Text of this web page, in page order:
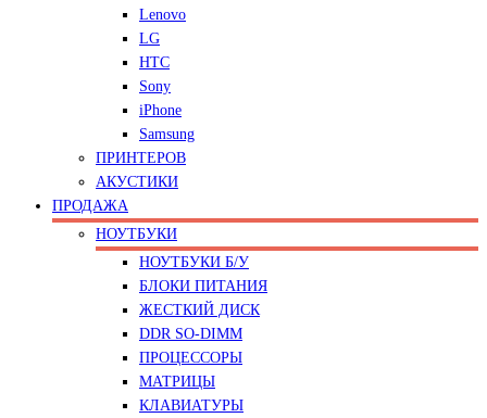
Lenovo
LG
HTC
Sony
iPhone
Samsung
ПРИНТЕРОВ
АКУСТИКИ
ПРОДАЖА
НОУТБУКИ
НОУТБУКИ Б/У
БЛОКИ ПИТАНИЯ
ЖЕСТКИЙ ДИСК
DDR SO-DIMM
ПРОЦЕССОРЫ
МАТРИЦЫ
КЛАВИАТУРЫ